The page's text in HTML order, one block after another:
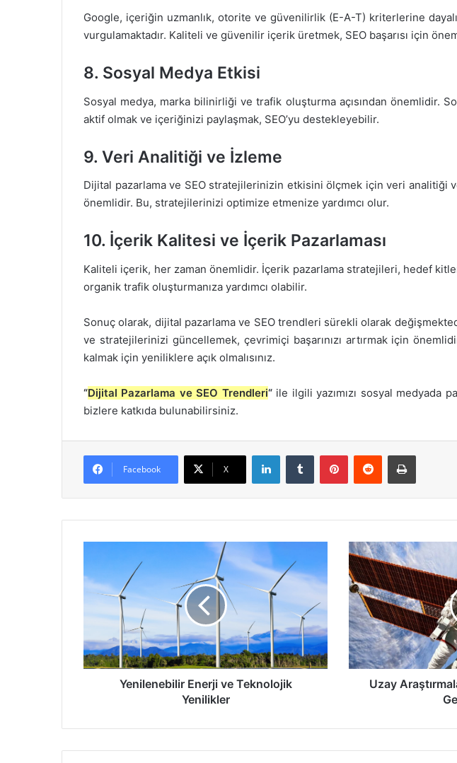
Google, içeriğin uzmanlık, otorite ve güvenilirlik (E-A-T) kriterlerine
vurgulamaktadır. Kaliteli ve güvenilir içerik üretmek, SEO başarısı için
8. Sosyal Medya Etkisi
Sosyal medya, marka bilinirliği ve trafik oluşturma açısından önemlidir.
aktif olmak ve içeriğinizi paylaşmak, SEO’yu destekleyebilir.
9. Veri Analitiği ve İzleme
Dijital pazarlama ve SEO stratejilerinizin etkisini ölçmek için veri analitiği
önemlidir. Bu, stratejilerinizi optimize etmenize yardımcı olur.
10. İçerik Kalitesi ve İçerik Pazarlaması
Kaliteli içerik, her zaman önemlidir. İçerik pazarlama stratejileri, hedef
organik trafik oluşturmanıza yardımcı olabilir.
Sonuç olarak, dijital pazarlama ve SEO trendleri sürekli olarak
ve stratejilerinizi güncellemek, çevrimiçi başarınızı artırmak için
kalmak için yeniliklere açık olmalısınız.
“Dijital Pazarlama ve SEO Trendleri“ile ilgili yazımızı sosyal medyada
bizlere katkıda bulunabilirsiniz.
Facebook X
LinkedInTumblr PinterestReddit Yazdır
ve
Teknolojik
Yenilikler
Yenilenebilir Enerji ve Teknolojik
Yenilikler
Uzay
Araştırmalarında
Son
Teknolojik
Gelişmeler
Uzay